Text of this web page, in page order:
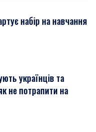
набір на навчання
українців та
не потрапити на